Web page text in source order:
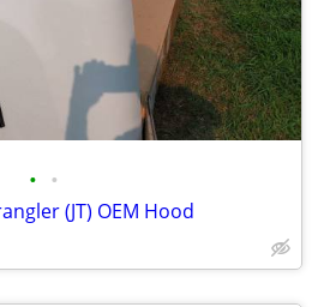
• •
(JT) OEM Hood